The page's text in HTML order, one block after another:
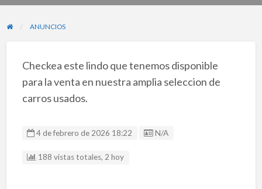
problema
ANUNCIOS
Checkea este lindo que tenemos disponible
para la venta en nuestra amplia seleccion de
carros usados.
4 de febrero de 2026 18:22 Listing ID
N/A
188 vistas totales, 2 hoy